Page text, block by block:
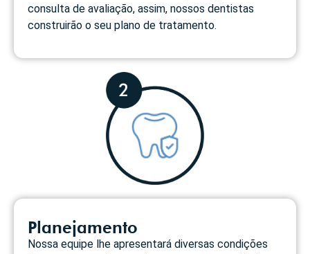
consulta de avaliação, assim, nossos dentistas
construirão o seu plano de tratamento.
Planejamento
Nossa equipe lhe apresentará diversas condições